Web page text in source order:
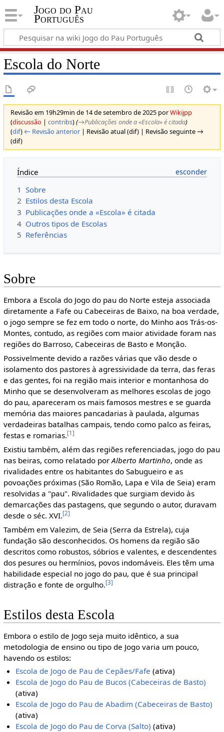
Jogo do Pau
Português
Escola do Norte
Revisão em 19h29min de 14 de setembro de 2025 porWikijpp
(discussão | contribs)(→‎Publicações onde a «Escola» é citada)
(dif) ← Revisão anterior| Revisão atual (dif) | Revisão seguinte →
(dif)
Índice
1 Sobre
2 Estilos desta Escola
3 Publicações onde a «Escola» é citada
4 Outros tipos de Escolas
5 Referências
Sobre
Embora a Escola do Jogo do pau do Norte esteja associada
diretamente a Fafe ou Cabeceiras de Baixo, na boa verdade,
o jogo sempre se fez em todo o norte, do Minho aos Trás-os-
Montes, contudo, as regiões com maior atividade foram nas
regiões do Barroso, Cabeceiras de Basto e Monção.
Possivelmente devido a razões várias que vão desde o
isolamento dos pastores à agressividade da terra, das feras
e das gentes, foi na região mais interior e montanhosa do
Minho que se desenvolveram as melhores escolas de jogo
do pau, apareceram os mais famosos mestres e se guarda
memória das maiores pancadarias à paulada, algumas
verdadeiras batalhas campais, tendo como palco as feiras,
festas e romarias.[1]
Existiu também, além das regiões referenciadas, jogo do pau
nas beiras, como relatado por Alberto Martinho, onde as
rivalidades entre os habitantes do Sabugueiro e as
povoações próximas (São Romão, Lapa e Vila de Seia) eram
resolvidas a "pau". Rivalidades que surgiam devido às
demarcações das pastagens, que segundo o autor, duravam
desde o séc. XVI.[2]
Também em Valezim, de Seia (Serra da Estrela), cuja
fundação são desconhecidos. Os homens da região são
descritos como robustos, sóbrios e valentes, e descendentes
dos pesures ou hermínios, povos indomáveis. Eles têm uma
habilidade especial no jogo do pau, que é sua principal
distração e fonte de orgulho.[3]
Estilos desta Escola
Embora o estilo de Jogo seja muito idêntico, a sua
metodologia de ensino ou tipo de Jogo varia um pouco,
havendo os estilos:
Escola de Jogo de Pau de Cepães/Fafe (ativa)
Escola de Jogo do Pau de Bucos (Cabeceiras de Basto)
(ativa)
Escola de Jogo do Pau de Abadim (Cabeceiras de Basto)
(ativa)
Escola de Jogo do Pau de Corva (Salto) (ativa)